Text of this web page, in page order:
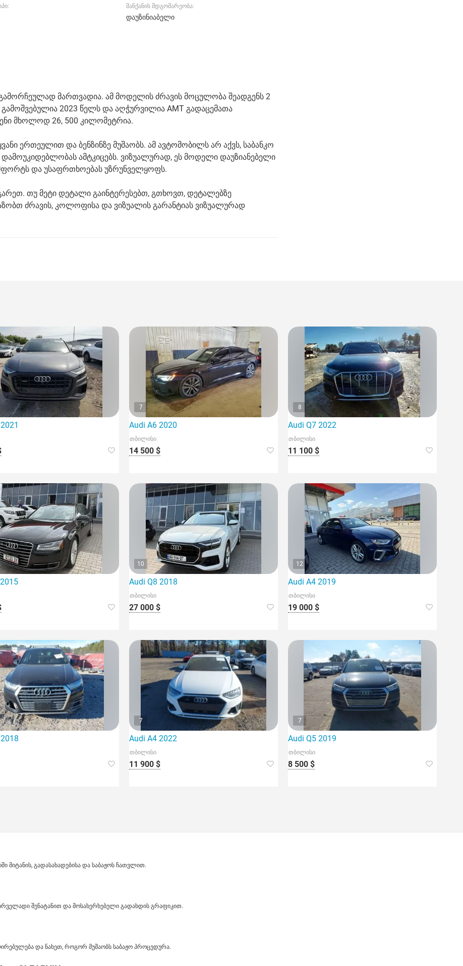
მანქანის მდგომარეობა:
დაუზინიაბელი
მართვადია. ამ მოდელის ძრავის მოცულობა შეადგენს 2
2023 წელს და აღჭურვილია AMT გადაცემათა
მხოლოდ 26, 500 კილომეტრია.
ერთეულით და ბენზინზე მუშაობს. ამ ავტომობილს არ აქვს, საბანკო
ამტკიცებს. ვიზუალურად, ეს მოდელი დაუზიანებელი
და უსაფრთხოებას უზრუნველყოფს.
თუ მეტი დეტალი გაინტერესებთ, გთხოვთ, დეტალებზე
ძრავის, კოლოფისა და ვიზუალის გარანტიას ვიზუალურად
7
Audi A6 2020
თბილისი
14 500 $
8
Audi Q7 2022
თბილისი
11 100 $
10
Audi Q8 2018
თბილისი
27 000 $
12
Audi A4 2019
თბილისი
19 000 $
7
Audi A4 2022
თბილისი
11 900 $
7
Audi Q5 2019
თბილისი
8 500 $
გადასახადებისა და საბაჟოს ჩათვლით.
შენატანით და მოსახერხებელი გადახდის გრაფიკით.
და ნახეთ, როგორ მუშაობს საბაჟო პროცედურა.